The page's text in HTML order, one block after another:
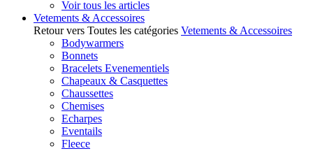
Voir tous les articles
Vetements & Accessoires
Retour vers Toutes les catégories Vetements & Accessoires
Bodywarmers
Bonnets
Bracelets Evenementiels
Chapeaux & Casquettes
Chaussettes
Chemises
Echarpes
Eventails
Fleece